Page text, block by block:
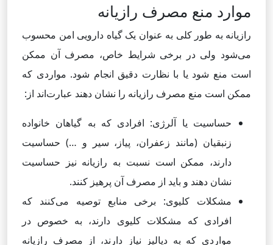
موارد منع مصرف رازیانه
رازیانه به طور کلی به عنوان یک گیاه دارویی امن محسوب
می‌شود ولی در برخی شرایط خاص، مصرف آن ممکن
است منع شود یا با نظارت دقیق انجام شود. مواردی که
ممکن است منع مصرف رازیانه را نشان دهند عبارت‌اند از:
حساسیت یا آلرژی: افرادی که به گیاهان خانواده
زنبقیان (مانند زعفران، پیاز، سیر و …) حساسیت
دارند، ممکن است نسبت به رازیانه نیز حساسیت
نشان دهند و باید از مصرف آن پرهیز کنند.
مشکلات کلیوی: برخی منابع توصیه می‌کنند که
افرادی که مشکلات کلیوی دارند، به خصوص در
مواردی که به دیالیز نیاز دارند، از مصرف رازیانه